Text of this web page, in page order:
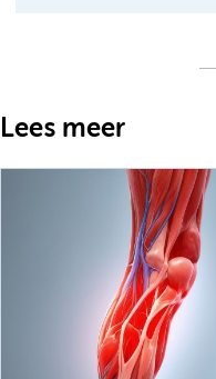
Lees meer